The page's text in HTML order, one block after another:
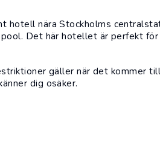
hotell nära Stockholms
Det här hotellet är perfekt
gäller när det kommer
dig osäker.